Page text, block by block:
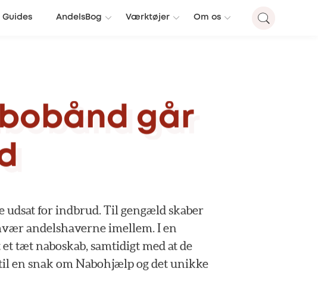
Guides AndelsBog Værktøjer Om os
går
udsatforindbrud.Til gengældskaber
andelshaverneimellem.Ien
et tæt naboskab, samtidigt med at de
en snak om Nabohjælpogdetunikke